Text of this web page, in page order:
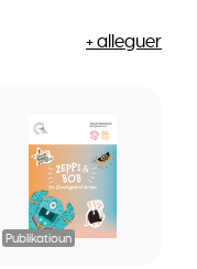
Publikatioun
+ alleguer